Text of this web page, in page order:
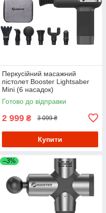
Перкусійний масажний
пістолет Booster Lightsaber
Mini (6 насадок)
Готово до відправки
2 999 ₴ 3 099 ₴
Купити
–3%